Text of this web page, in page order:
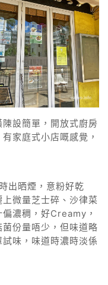
設簡單，開放式廚房
家庭式小店嘅感覺，
出晒煙，意粉好乾
微量芝士碎、沙律菜
濃稠，好Creamy，
份量唔少，但味道略
味，味道時濃時淡係